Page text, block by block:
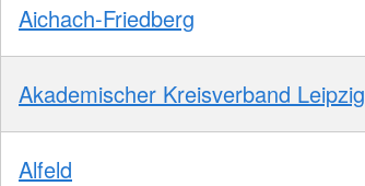
Aichach-Friedberg
Akademischer Kreisverband Leipzig
Alfeld